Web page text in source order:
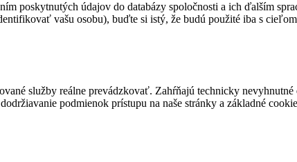
poskytnutých údajov do databázy spoločnosti a ich ďalším
vašu osobu), buďte si istý, že budú použité iba s
služby reálne prevádzkovať. Zahŕňajú technicky
podmienok prístupu na naše stránky a základné